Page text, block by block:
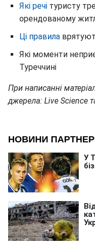
Які речі туристу
орендованому
Ці правила
Які моменти
Туреччині
При написанні
джерела: Live Science